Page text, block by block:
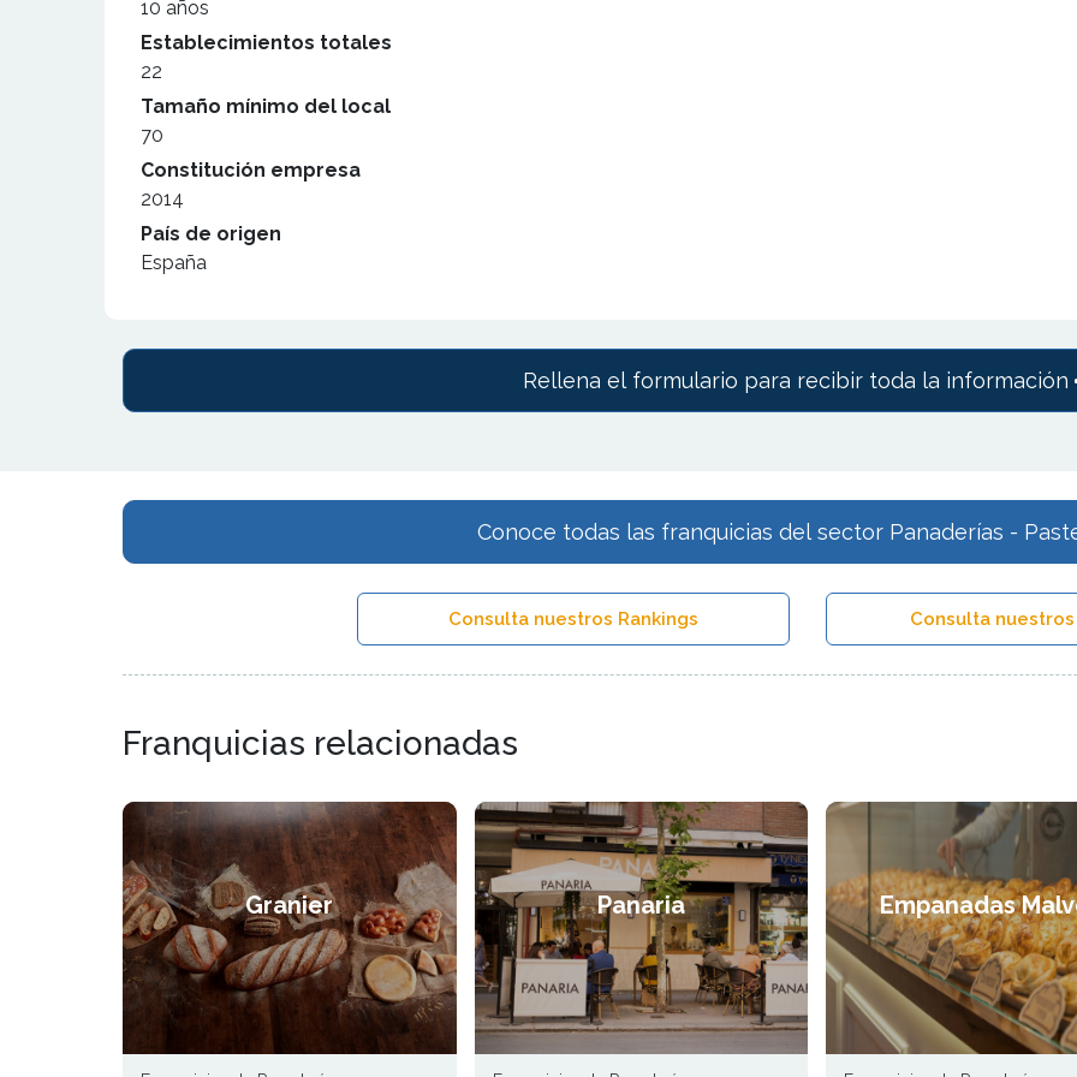
10 años
Establecimientos totales
22
Tamaño mínimo del local
70
Constitución empresa
2014
País de origen
España
Rellena el formulario para recibir toda la información
Conoce todas las franquicias del sector Panaderías -
Consulta nuestros Rankings Consulta
Franquicias relacionadas
Granier Panaria Empanadas